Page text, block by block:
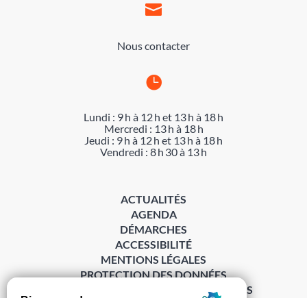

Nous contacter

Lundi : 9 h à 12 h et 13 h à 18 h
Mercredi : 13 h à 18 h
Jeudi : 9 h à 12 h et 13 h à 18 h
Vendredi : 8 h 30 à 13 h
ACTUALITÉS
AGENDA
DÉMARCHES
ACCESSIBILITÉ
MENTIONS LÉGALES
PROTECTION DES DONNÉES
POLITIQUE DE GESTION DES COOKIES